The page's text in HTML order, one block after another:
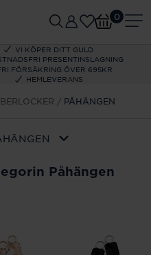
VI KÖPER DITT GULD
PRESENTINSLAGNING
FÖRSÄKRING ÖVER 695KR
HEMLEVERANS
0
PÅHÄNGEN
Påhängen